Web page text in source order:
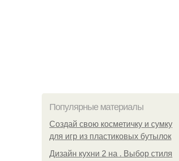
Популярные материалы
Создай свою косметичку и сумку
для игр из пластиковых бутылок
Дизайн кухни 2 на . Выбор стиля